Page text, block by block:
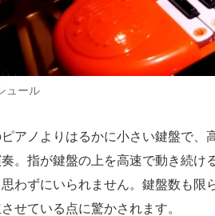
ュール
アノよりはるかに小さい鍵盤で、
。指が鍵盤の上を高速で動き続け
わずにいられません。鍵盤数も限
せている点に驚かされます。